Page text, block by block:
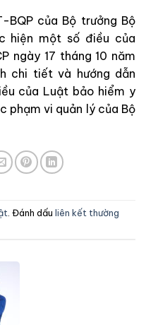
của Bộ trưởng Bộ
hiện một số điều của
ngày 17 tháng 10 năm
chi tiết và hướng dẫn
của Luật bảo hiểm y
phạm vi quản lý của Bộ
. Đánh dấu liên kết thường